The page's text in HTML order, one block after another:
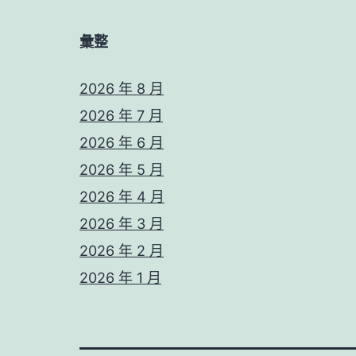
彙整
2026 年 8 月
2026 年 7 月
2026 年 6 月
2026 年 5 月
2026 年 4 月
2026 年 3 月
2026 年 2 月
2026 年 1 月